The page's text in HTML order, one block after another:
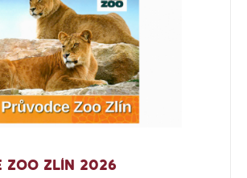
ZOO ZLÍN 2026